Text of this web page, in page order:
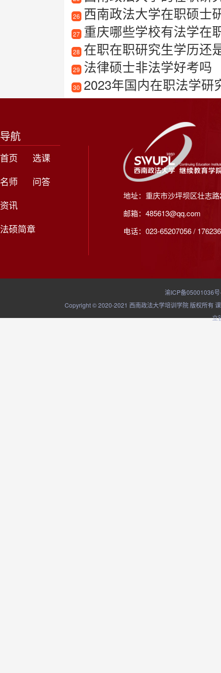
26 西南政法大学在职硕士
27 重庆哪些学校有法学在
28 在职在职研究生学历还
29 法律硕士非法学好考吗
30 2023年国内在职法学研究生
导航
首页
选课
名师
问答
资讯
法硕简章
地址：重庆市沙坪坝区壮志
邮箱：485613@qq.com
电话：023-65207056 /
渝ICP备05001036
Copyright © 2020-2021 西南政法大学培训学院 版权所有
立